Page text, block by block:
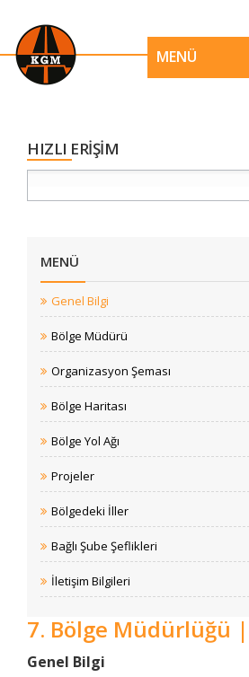
MENÜ
HIZLI ERİŞİM
MENÜ
Genel Bilgi
Bölge Müdürü
Organizasyon Şeması
Bölge Haritası
Bölge Yol Ağı
Projeler
Bölgedeki İller
Bağlı Şube Şeflikleri
İletişim Bilgileri
7. Bölge Müdürlüğü
​​Genel Bilgi